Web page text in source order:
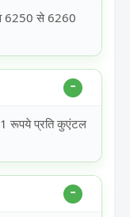
6250 से 6260
रूपये प्रति कुएंटल